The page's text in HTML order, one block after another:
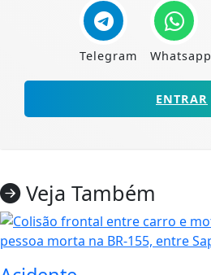
Telegram Whatsapp
ENTRAR
Veja Também